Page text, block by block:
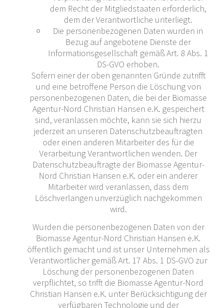
dem Recht der Mitgliedstaaten erforderlich,
dem der Verantwortliche unterliegt.
Die personenbezogenen Daten wurden in
Bezug auf angebotene Dienste der
Informationsgesellschaft gemäß Art. 8 Abs. 1
DS-GVO erhoben.
Sofern einer der oben genannten Gründe zutrifft
und eine betroffene Person die Löschung von
personenbezogenen Daten, die bei der Biomasse
Agentur-Nord Christian Hansen e.K. gespeichert
sind, veranlassen möchte, kann sie sich hierzu
jederzeit an unseren Datenschutzbeauftragten
oder einen anderen Mitarbeiter des für die
Verarbeitung Verantwortlichen wenden. Der
Datenschutzbeauftragte der Biomasse Agentur-
Nord Christian Hansen e.K. oder ein anderer
Mitarbeiter wird veranlassen, dass dem
Löschverlangen unverzüglich nachgekommen
wird.
Wurden die personenbezogenen Daten von der
Biomasse Agentur-Nord Christian Hansen e.K.
öffentlich gemacht und ist unser Unternehmen als
Verantwortlicher gemäß Art. 17 Abs. 1 DS-GVO zur
Löschung der personenbezogenen Daten
verpflichtet, so trifft die Biomasse Agentur-Nord
Christian Hansen e.K. unter Berücksichtigung der
verfügbaren Technologie und der